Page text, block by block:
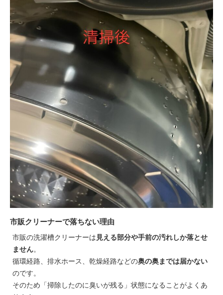
市販クリーナーで落ちない理由
市販の洗濯槽クリーナーは見える部分や手前の汚れしか落とせ
ません。
循環経路、排水ホース、乾燥経路などの奥の奥までは届かない
のです。
そのため「掃除したのに臭いが残る」状態になることがよくあ